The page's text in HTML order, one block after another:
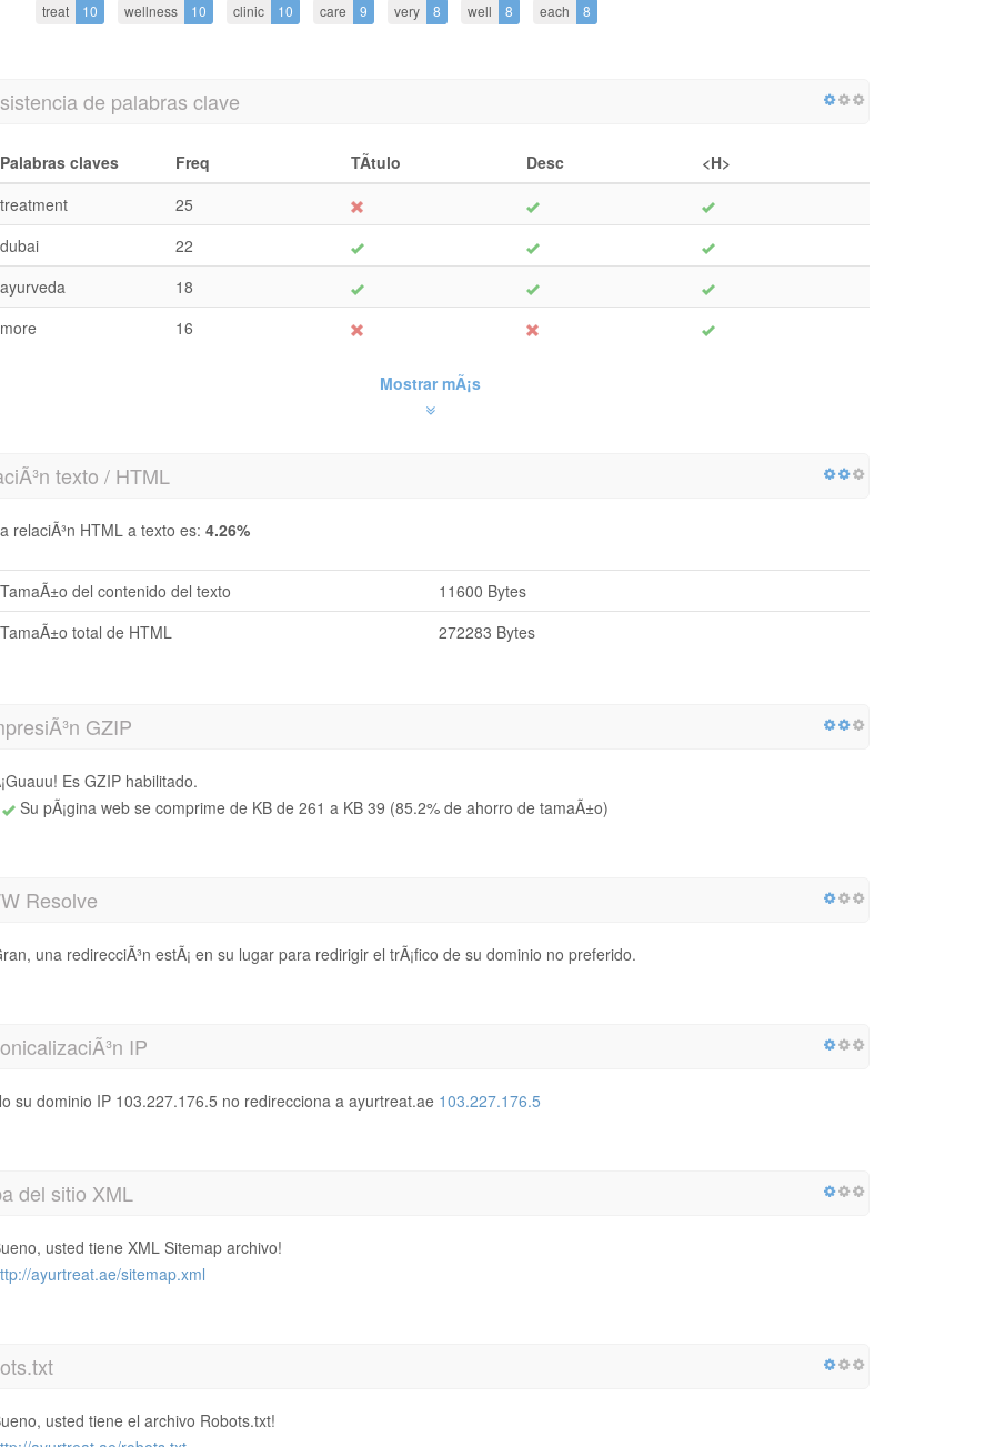
treat 10 wellness 10 clinic 10 care 9 very 8 well 8 each 8
de palabras clave
Palabras claves Freq TÃ­tulo Desc
<H>
treatment
25
dubai
22
ayurveda
18
more
16
Mostrar mÃ¡s
texto / HTML
relaciÃ³n HTML a texto es: 4.26%
TamaÃ±o del contenido del texto
11600 Bytes
TamaÃ±o total de HTML
272283 Bytes
GZIP
Es GZIP habilitado.
Su pÃ¡gina web se comprime de KB de 261 a KB 39 (85.2% de ahorro de tamaÃ±o)
Resolve
una redirecciÃ³n estÃ¡ en su lugar para redirigir el trÃ¡fico de su dominio no preferido.
IP
su dominio IP 103.227.176.5 no redirecciona a ayurtreat.ae 103.227.176.5
del sitio XML
usted tiene XML Sitemap archivo!
ayurtreat.ae/sitemap.xml
usted tiene el archivo Robots.txt!